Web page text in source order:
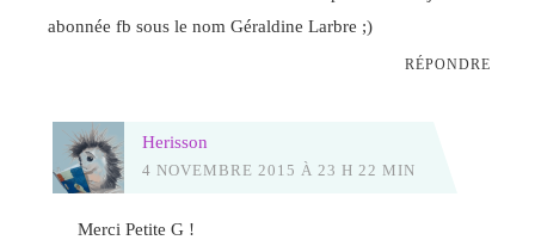
abonnée fb sous le nom Géraldine Larbre ;)
RÉPONDRE
Herisson
4 NOVEMBRE 2015 À 23 H 22 MIN
Merci Petite G !